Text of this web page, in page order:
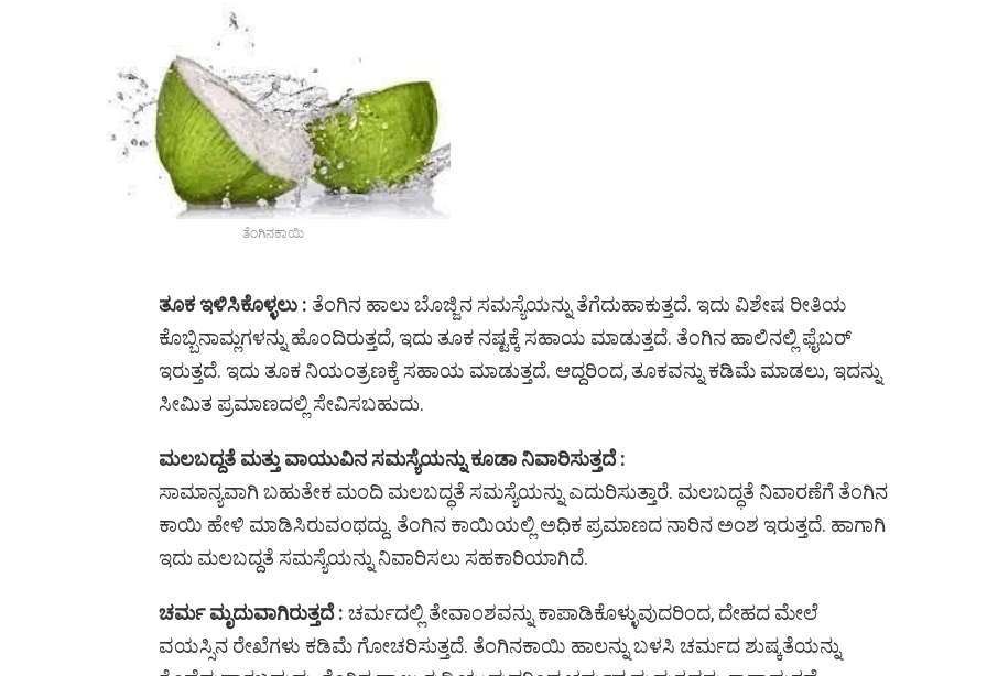
ತೆಂಗಿನಕಾಯಿ
ತೂಕ ಇಳಿಸಿಕೊಳ್ಳಲು : ತೆಂಗಿನ ಹಾಲು ಬೊಜ್ಜಿನ ಸಮಸ್ಯೆಯನ್ನು ತೆಗೆದುಹಾಕುತ್ತದೆ. ಇದು ವಿಶೇಷ ರೀತಿಯ
ಕೊಬ್ಬಿನಾಮ್ಲಗಳನ್ನು ಹೊಂದಿರುತ್ತದೆ, ಇದು ತೂಕ ನಷ್ಟಕ್ಕೆ ಸಹಾಯ ಮಾಡುತ್ತದೆ. ತೆಂಗಿನ ಹಾಲಿನಲ್ಲಿ ಫೈಬರ್
ಇರುತ್ತದೆ. ಇದು ತೂಕ ನಿಯಂತ್ರಣಕ್ಕೆ ಸಹಾಯ ಮಾಡುತ್ತದೆ. ಆದ್ದರಿಂದ, ತೂಕವನ್ನು ಕಡಿಮೆ ಮಾಡಲು, ಇದನ್ನು
ಸೀಮಿತ ಪ್ರಮಾಣದಲ್ಲಿ ಸೇವಿಸಬಹುದು.
ಮಲಬದ್ದತೆ ಮತ್ತು ವಾಯುವಿನ ಸಮಸ್ಯೆಯನ್ನು ಕೂಡಾ ನಿವಾರಿಸುತ್ತದೆ :
ಸಾಮಾನ್ಯವಾಗಿ ಬಹುತೇಕ ಮಂದಿ ಮಲಬದ್ಧತೆ ಸಮಸ್ಯೆಯನ್ನು ಎದುರಿಸುತ್ತಾರೆ. ಮಲಬದ್ಧತೆ ನಿವಾರಣೆಗೆ ತೆಂಗಿನ
ಕಾಯಿ ಹೇಳಿ ಮಾಡಿಸಿರುವಂಥದ್ದು. ತೆಂಗಿನ ಕಾಯಿಯಲ್ಲಿ ಅಧಿಕ ಪ್ರಮಾಣದ ನಾರಿನ ಅಂಶ ಇರುತ್ತದೆ. ಹಾಗಾಗಿ
ಇದು ಮಲಬದ್ದತೆ ಸಮಸ್ಯೆಯನ್ನು ನಿವಾರಿಸಲು ಸಹಕಾರಿಯಾಗಿದೆ.
ಚರ್ಮ ಮೃದುವಾಗಿರುತ್ತದೆ : ಚರ್ಮದಲ್ಲಿ ತೇವಾಂಶವನ್ನು ಕಾಪಾಡಿಕೊಳ್ಳುವುದರಿಂದ, ದೇಹದ ಮೇಲೆ
ವಯಸ್ಸಿನ ರೇಖೆಗಳು ಕಡಿಮೆ ಗೋಚರಿಸುತ್ತದೆ. ತೆಂಗಿನಕಾಯಿ ಹಾಲನ್ನು ಬಳಸಿ ಚರ್ಮದ ಶುಷ್ಕತೆಯನ್ನು